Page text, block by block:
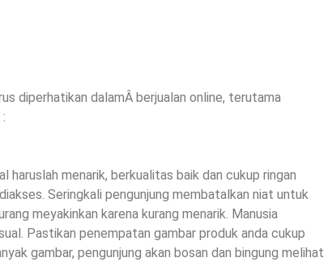
diperhatikan dalamÂ berjualan online, terutama
haruslah menarik, berkualitas baik dan cukup ringan
Seringkali pengunjung membatalkan niat untuk
meyakinkan karena kurang menarik. Manusia
Pastikan penempatan gambar produk anda cukup
gambar, pengunjung akan bosan dan bingung melihat